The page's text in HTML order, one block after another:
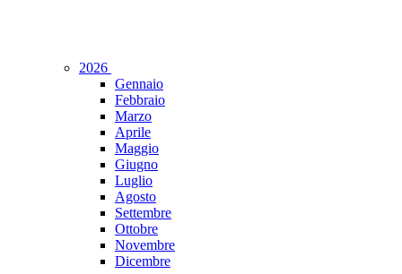
2026
Gennaio
Febbraio
Marzo
Aprile
Maggio
Giugno
Luglio
Agosto
Settembre
Ottobre
Novembre
Dicembre